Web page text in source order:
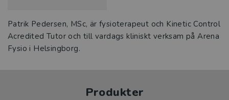
Patrik Pedersen, MSc, är fysioterapeut och Kinetic Control
Acredited Tutor och till vardags kliniskt verksam på Arena
Fysio i Helsingborg.
Produkter